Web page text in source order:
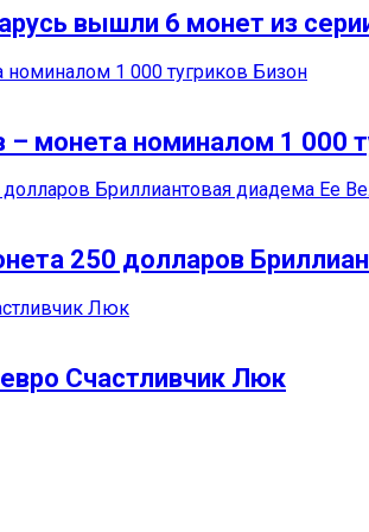
вышли 6 монет из
монета номиналом 1 000
250 долларов
Счастливчик Люк